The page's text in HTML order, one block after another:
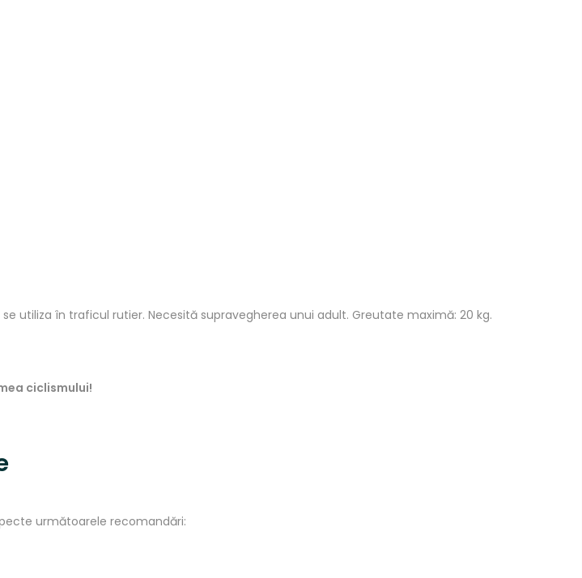
utiliza în traficul rutier. Necesită supravegherea unui adult. Greutate maximă: 20 kg.
ciclismului!
următoarele recomandări: